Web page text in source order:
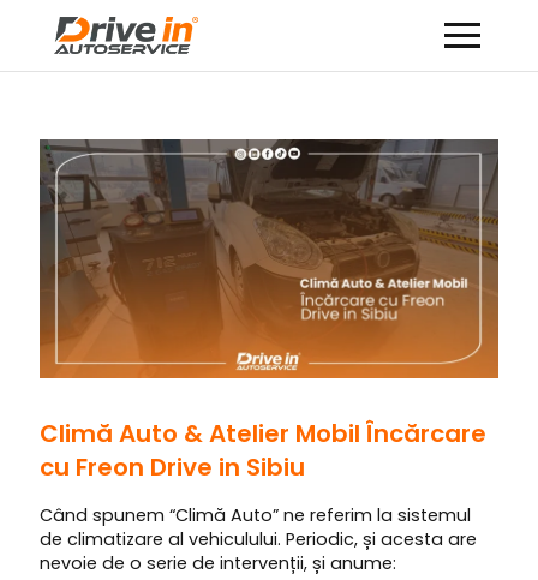
Climă Auto & Atelier Mobil Încărcare
cu Freon Drive in Sibiu
Când spunem “Climă Auto” ne referim la sistemul
de climatizare al vehiculului. Periodic, și acesta are
nevoie de o serie de intervenții, și anume: